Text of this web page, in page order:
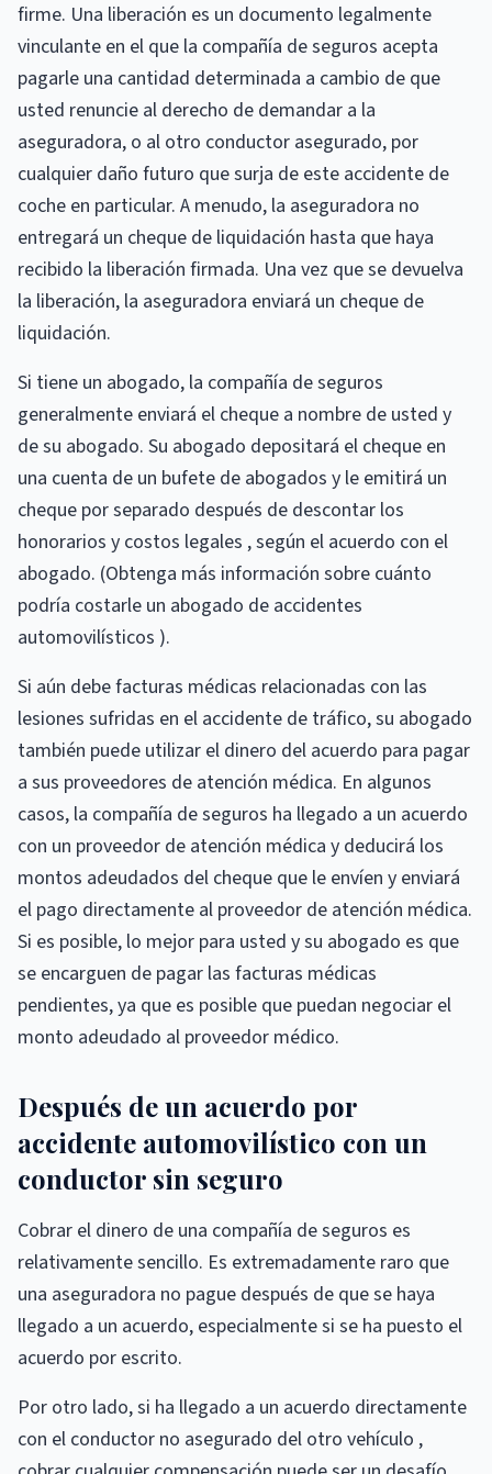
firme. Una liberación es un documento legalmente
vinculante en el que la compañía de seguros acepta
pagarle una cantidad determinada a cambio de que
usted renuncie al derecho de demandar a la
aseguradora, o al otro conductor asegurado, por
cualquier daño futuro que surja de este accidente de
coche en particular. A menudo, la aseguradora no
entregará un cheque de liquidación hasta que haya
recibido la liberación firmada. Una vez que se devuelva
la liberación, la aseguradora enviará un cheque de
liquidación.
Si tiene un abogado, la compañía de seguros
generalmente enviará el cheque a nombre de usted y
de su abogado. Su abogado depositará el cheque en
una cuenta de un bufete de abogados y le emitirá un
cheque por separado después de descontar los
honorarios y costos legales , según el acuerdo con el
abogado. (Obtenga más información sobre cuánto
podría costarle un abogado de accidentes
automovilísticos ).
Si aún debe facturas médicas relacionadas con las
lesiones sufridas en el accidente de tráfico, su abogado
también puede utilizar el dinero del acuerdo para pagar
a sus proveedores de atención médica. En algunos
casos, la compañía de seguros ha llegado a un acuerdo
con un proveedor de atención médica y deducirá los
montos adeudados del cheque que le envíen y enviará
el pago directamente al proveedor de atención médica.
Si es posible, lo mejor para usted y su abogado es que
se encarguen de pagar las facturas médicas
pendientes, ya que es posible que puedan negociar el
monto adeudado al proveedor médico.
Después de un acuerdo por
accidente automovilístico con un
conductor sin seguro
Cobrar el dinero de una compañía de seguros es
relativamente sencillo. Es extremadamente raro que
una aseguradora no pague después de que se haya
llegado a un acuerdo, especialmente si se ha puesto el
acuerdo por escrito.
Por otro lado, si ha llegado a un acuerdo directamente
con el conductor no asegurado del otro vehículo ,